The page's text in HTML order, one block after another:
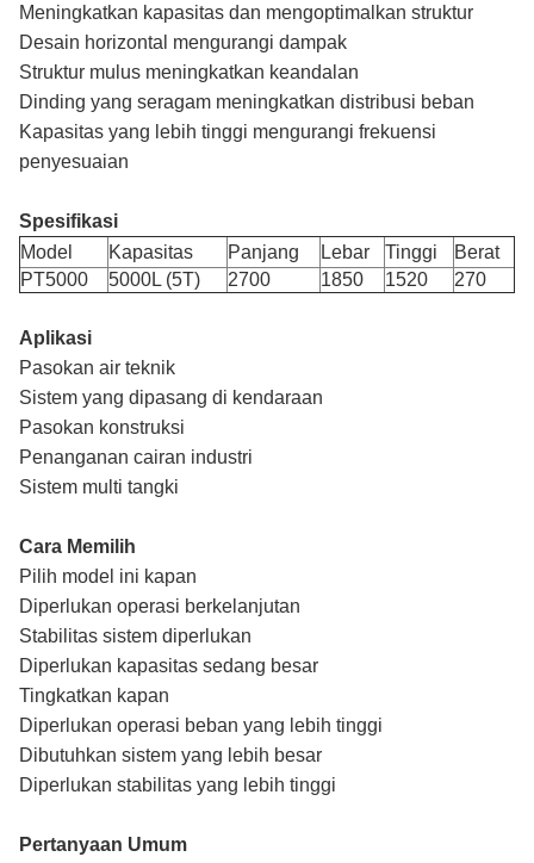
Meningkatkan kapasitas dan mengoptimalkan struktur
Desain horizontal mengurangi dampak
Struktur mulus meningkatkan keandalan
Dinding yang seragam meningkatkan distribusi beban
Kapasitas yang lebih tinggi mengurangi frekuensi
penyesuaian
Spesifikasi
Model
Kapasitas Panjang Lebar Tinggi
Berat
PT5000
5000L (5T) 2700 1850 1520 270
Aplikasi
Pasokan air teknik
Sistem yang dipasang di kendaraan
Pasokan konstruksi
Penanganan cairan industri
Sistem multi tangki
Cara Memilih
Pilih model ini kapan
Diperlukan operasi berkelanjutan
Stabilitas sistem diperlukan
Diperlukan kapasitas sedang besar
Tingkatkan kapan
Diperlukan operasi beban yang lebih tinggi
Dibutuhkan sistem yang lebih besar
Diperlukan stabilitas yang lebih tinggi
Pertanyaan Umum